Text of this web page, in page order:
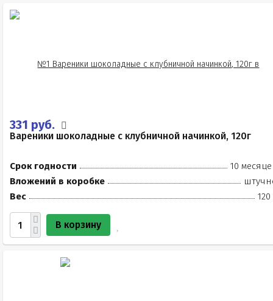
331 руб.
Вареники шоколадные с клубничной начинкой, 120г
Срок годности
10
Вложений в коробке
Вес
120
В корзину